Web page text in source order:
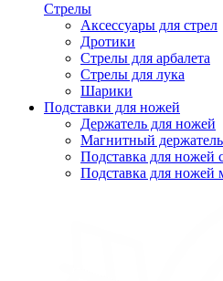
Стрелы
Аксессуары для стрел
Дротики
Стрелы для арбалета
Стрелы для лука
Шарики
Подставки для ножей
Держатель для ножей
Магнитный
Подставка для ножей
Подставка для ножей